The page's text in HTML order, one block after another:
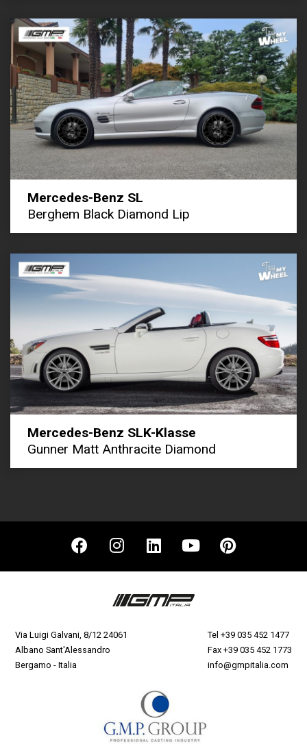
Mercedes-Benz SL
Berghem Black Diamond Lip
Mercedes-Benz SLK-Klasse
Gunner Matt Anthracite Diamond
Via Luigi Galvani, 8/12 24061
Albano Sant'Alessandro
Bergamo - Italia
Tel +39 035 452 1477
Fax +39 035 452 1773
info@gmpitalia.com